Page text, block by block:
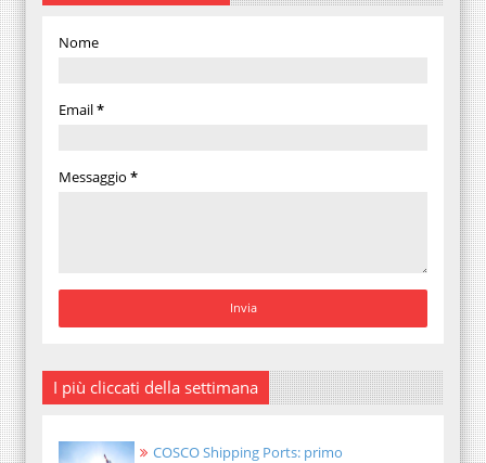
Nome
Email*
Messaggio *
I più cliccati della settimana
COSCO Shipping Ports: primo